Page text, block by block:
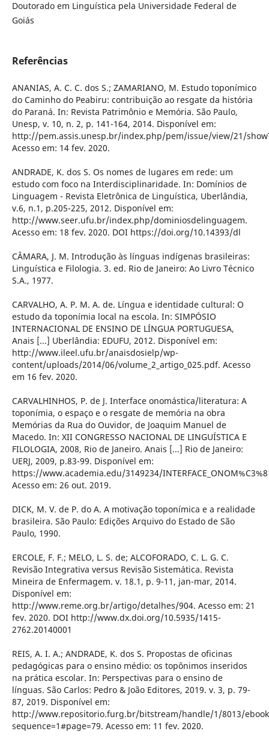
Doutorado em Linguística pela Universidade Federal de
Goiás
Referências
ANANIAS, A. C. C. dos S.; ZAMARIANO, M. Estudo toponímico
do Caminho do Peabiru: contribuição ao resgate da história
do Paraná. In: Revista Patrimônio e Memória. São Paulo,
Unesp, v. 10, n. 2, p. 141-164, 2014. Disponível em:
http://pem.assis.unesp.br/index.php/pem/issue/view/21/
Acesso em: 14 fev. 2020.
ANDRADE, K. dos S. Os nomes de lugares em rede: um
estudo com foco na Interdisciplinaridade. In: Domínios de
Linguagem - Revista Eletrônica de Linguística, Uberlândia,
v.6, n.1, p.205-225, 2012. Disponível em:
http://www.seer.ufu.br/index.php/dominiosdelinguagem.
Acesso em: 18 fev. 2020. DOI https://doi.org/10.14393/dl
CÂMARA, J. M. Introdução às línguas indígenas brasileiras:
Linguística e Filologia. 3. ed. Rio de Janeiro: Ao Livro Técnico
S.A., 1977.
CARVALHO, A. P. M. A. de. Língua e identidade cultural: O
estudo da toponímia local na escola. In: SIMPÓSIO
INTERNACIONAL DE ENSINO DE LÍNGUA PORTUGUESA,
Anais [...] Uberlândia: EDUFU, 2012. Disponível em:
http://www.ileel.ufu.br/anaisdosielp/wp-
content/uploads/2014/06/volume_2_artigo_025.pdf. Acesso
em 16 fev. 2020.
CARVALHINHOS, P. de J. Interface onomástica/literatura: A
toponímia, o espaço e o resgate de memória na obra
Memórias da Rua do Ouvidor, de Joaquim Manuel de
Macedo. In: XII CONGRESSO NACIONAL DE LINGUÍSTICA E
FILOLOGIA, 2008, Rio de Janeiro. Anais [...] Rio de Janeiro:
UERJ, 2009, p.83-99. Disponível em:
https://www.academia.edu/3149234/
Acesso em: 26 out. 2019.
DICK, M. V. de P. do A. A motivação toponímica e a realidade
brasileira. São Paulo: Edições Arquivo do Estado de São
Paulo, 1990.
ERCOLE, F. F.; MELO, L. S. de; ALCOFORADO, C. L. G. C.
Revisão Integrativa versus Revisão Sistemática. Revista
Mineira de Enfermagem. v. 18.1, p. 9-11, jan-mar, 2014.
Disponível em:
http://www.reme.org.br/artigo/detalhes/904. Acesso em: 21
fev. 2020. DOI http://www.dx.doi.org/10.5935/1415-
2762.20140001
REIS, A. I. A.; ANDRADE, K. dos S. Propostas de oficinas
pedagógicas para o ensino médio: os topônimos inseridos
na prática escolar. In: Perspectivas para o ensino de
línguas. São Carlos: Pedro & João Editores, 2019. v. 3, p. 79-
87, 2019. Disponível em:
http://www.repositorio.furg.br/bitstream/handle/1/8013/
sequence=1#page=79. Acesso em: 11 fev. 2020.